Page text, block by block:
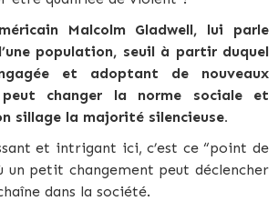
Malcolm Gladwell, lui parle
population, seuil à partir duquel
et adoptant de nouveaux
peut changer la norme sociale et
sillage la majorité silencieuse.
et intrigant ici, c’est ce “point de
un petit changement peut déclencher
dans la société.